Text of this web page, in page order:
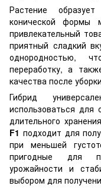
Растение
конической формы
привлекательный
приятный сладкий
однородностью,
переработку, а
качества после
Гибрид
использоваться для
длительного
F1 подходит для
при меньшей
пригодные для
урожайности и
выбором для